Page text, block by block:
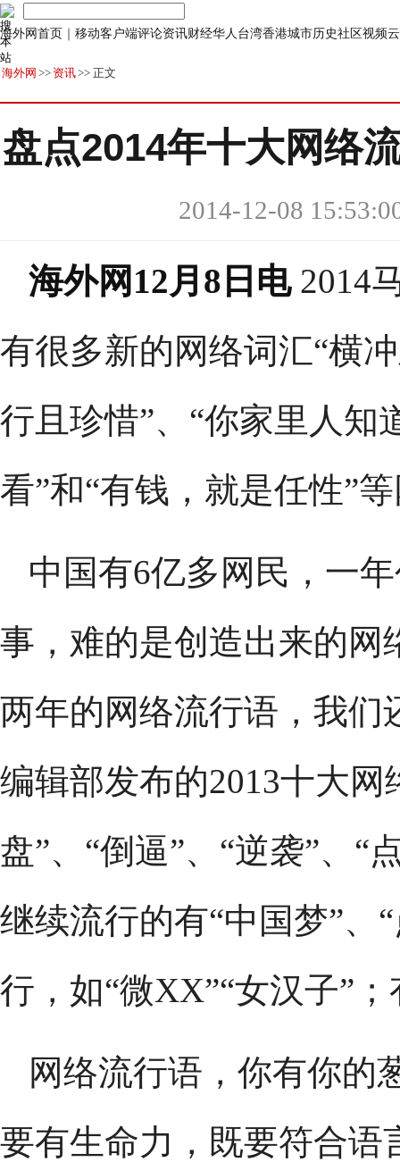
海外网首页 移动客户端评论资讯财经华人 台湾香港城市历史社区视频
海外网 >> 资讯>> 正文
盘点2014年十大网络
2014-12-08
海外网12月8日电2014
有很多新的网络词汇“横
行且珍惜”、“你家里人知
看”和“有钱，就是任性”
中国有6亿多网民，一
事，难的是创造出来的网
两年的网络流行语，我们
编辑部发布的2013十大网
盘”、“倒逼”、“逆袭”、“
继续流行的有“中国梦”、
行，如“微XX”“女汉子”
网络流行语，你有你的
要有生命力，既要符合语